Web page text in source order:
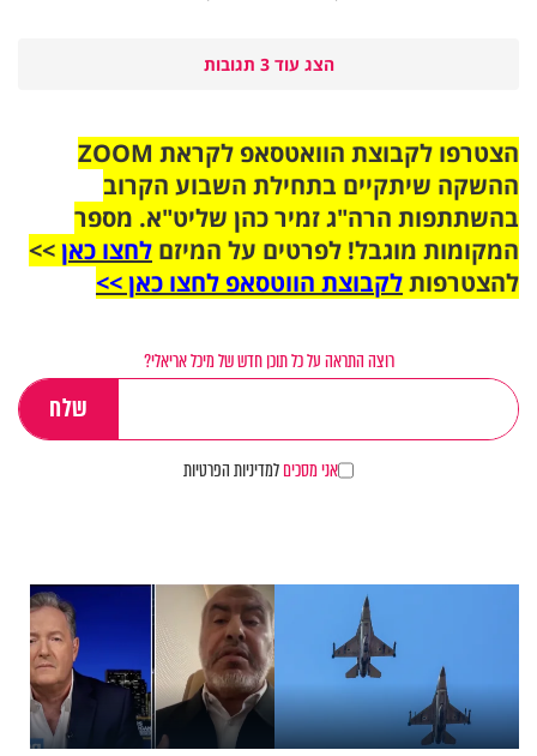
הצג עוד 3 תגובות
הצטרפו לקבוצת הוואטסאפ לקראת ZOOM
ההשקה שיתקיים בתחילת השבוע הקרוב
בהשתתפות הרה"ג זמיר כהן שליט"א. מספר
המקומות מוגבל! לפרטים על המיזם לחצו כאן>>
להצטרפותלקבוצת הווטסאפ לחצו כאן >>
רוצה התראה על כל תוכן חדש של מיכל אריאלי?
אני מסכיםלמדיניות הפרטיות